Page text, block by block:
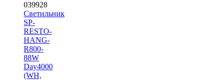
039928
Светильник
SP-
RESTO-
HANG-
R800-
88W
Day4000
(WH,